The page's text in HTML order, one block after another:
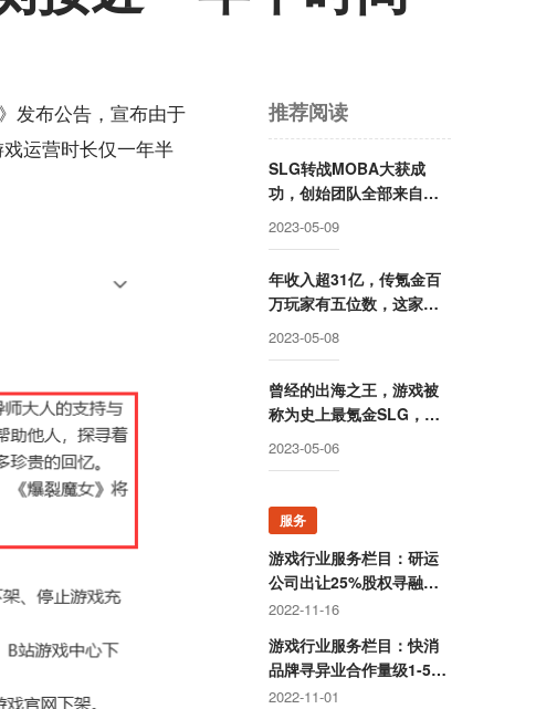
发布公告，宣布由于
运营时长仅一年半
推荐阅读
SLG转战MOBA大获成
功，创始团队全部来自腾
讯却被字节高价收购，赛
公司要回归国内市场？
2023-05-09
年收入超31亿，传氪金百
万玩家有五位数，这家公
司成立两年后就开始走向
2023-05-08
曾经的出海之王，游戏被
称为史上最氪金SLG，这
家公司卖身被赚走50亿后
2023-05-06
服务
游戏行业服务栏目：研运
公司出让25%股权寻融
资；某团队寻开发线上合
2022-11-16
游戏行业服务栏目：快消
品牌寻异业合作量级1-5
亿；灵犀互娱上海团队招
2022-11-01